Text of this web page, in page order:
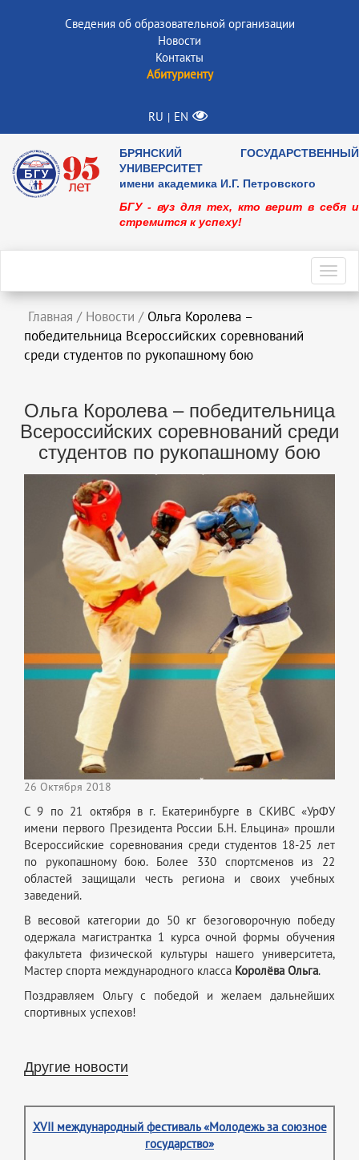
Сведения об образовательной организации
Новости
Контакты
Абитуриенту
RU | EN
БРЯНСКИЙ ГОСУДАРСТВЕННЫЙ
УНИВЕРСИТЕТ
имени академика И.Г. Петровского
БГУ - вуз для тех, кто верит в себя и
стремится к успеху!
Главная / Новости / Ольга Королева –
победительница Всероссийских соревнований
среди студентов по рукопашному бою
Ольга Королева – победительница
Всероссийских соревнований среди
студентов по рукопашному бою
26 Октября 2018
С 9 по 21 октября в г. Екатеринбурге в СКИВС «УрФУ
имени первого Президента России Б.Н. Ельцина» прошли
Всероссийские соревнования среди студентов 18-25 лет
по рукопашному бою. Более 330 спортсменов из 22
областей защищали честь региона и своих учебных
заведений.
В весовой категории до 50 кг безоговорочную победу
одержала магистрантка 1 курса очной формы обучения
факультета физической культуры нашего университета,
Мастер спорта международного класса Королёва Ольга.
Поздравляем Ольгу с победой и желаем дальнейших
спортивных успехов!
Другие новости
XVII международный фестиваль «Молодежь за союзное
государство»